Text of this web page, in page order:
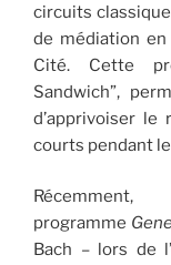
circuits
de médiation en
Cité. Cette
Sandwich”,
d’apprivoiser
courts pendant
programme
Bach – lors de